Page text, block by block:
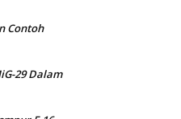
Contoh
29 Dalam